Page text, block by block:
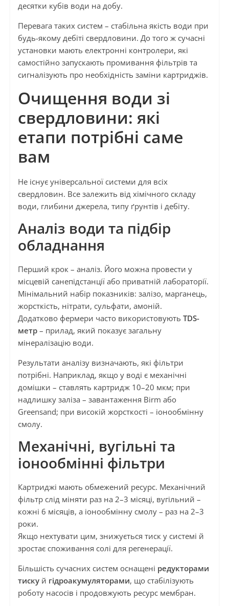
десятки кубів води на добу.
Перевага таких систем – стабільна якість води при
будь-якому дебіті свердловини. До того ж сучасні
установки мають електронні контролери, які
самостійно запускають промивання фільтрів та
сигналізують про необхідність заміни картриджів.
Очищення води зі
свердловини: які
етапи потрібні саме
вам
Не існує універсальної системи для всіх
свердловин. Все залежить від хімічного складу
води, глибини джерела, типу ґрунтів і дебіту.
Аналіз води та підбір
обладнання
Перший крок – аналіз. Його можна провести у
місцевій санепідстанції або приватній лабораторії.
Мінімальний набір показників: залізо, марганець,
жорсткість, нітрати, сульфати, амоній.
Додатково фермери часто використовують TDS-
метр– прилад, який показує загальну
мінералізацію води.
Результати аналізу визначають, які фільтри
потрібні. Наприклад, якщо у воді є механічні
домішки – ставлять картридж 10–20 мкм; при
надлишку заліза – завантаження Birm або
Greensand; при високій жорсткості – іонообмінну
смолу.
Механічні, вугільні та
іонообмінні фільтри
Картриджі мають обмежений ресурс. Механічний
фільтр слід міняти раз на 2–3 місяці, вугільний –
кожні 6 місяців, а іонообмінну смолу – раз на 2–3
роки.
Якщо нехтувати цим, знижується тиск у системі й
зростає споживання солі для регенерації.
Більшість сучасних систем оснащені редукторами
тискуй гідроакумуляторами, що стабілізують
роботу насосів і продовжують ресурс мембран.